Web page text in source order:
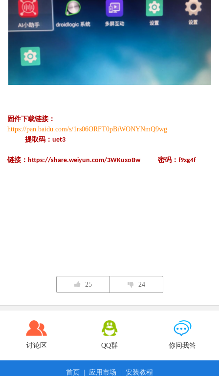
固件下载链接：
https://pan.baidu.com/s/1rs06ORFT0pBiWONYNmQ9wg
提取码：uet3
链接： https://share.weiyun.com/3WKuxoBw 密码：f9xg4f
25 24
讨论区 QQ群 你问我答
首页 应用市场 安装教程